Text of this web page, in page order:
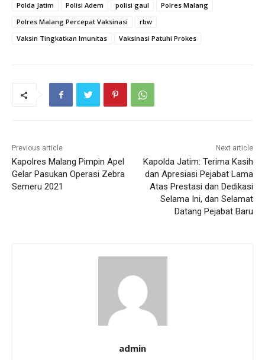
Polda Jatim
Polisi Adem polisi gaul
Polres Malang
Polres Malang Percepat Vaksinasi
rbw
Vaksin Tingkatkan Imunitas
Vaksinasi Patuhi Prokes
Previous article
Kapolres Malang Pimpin Apel
Gelar Pasukan Operasi Zebra
Semeru 2021
Next article
Kapolda Jatim: Terima Kasih
dan Apresiasi Pejabat Lama
Atas Prestasi dan Dedikasi
Selama Ini, dan Selamat
Datang Pejabat Baru
admin